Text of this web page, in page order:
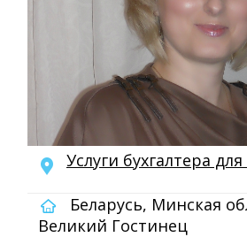
Услуги бухгалтера
Беларусь, Минская
Великий Гостинец